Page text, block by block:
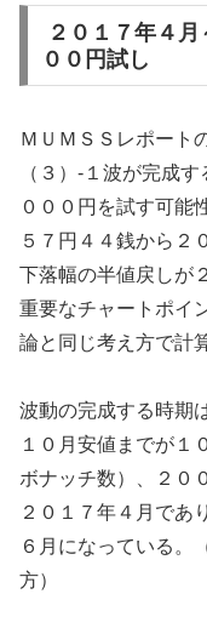
２０１７年４
００円試し
ＭＵＭＳＳレポート
（３）-１波が完成
０００円を試す可能
５７円４４銭から２
下落幅の半値戻しが
重要なチャートポイ
論と同じ考え方で計
波動の完成する時期
１０月安値までが１
ボナッチ数）、２０
２０１７年４月であ
６月になっている。
方）